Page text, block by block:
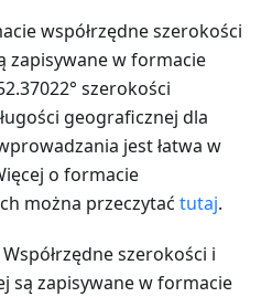
współrzędne szerokości
zapisywane w formacie
szerokości
geograficznej dla
jest łatwa w
o formacie
można przeczytać tutaj.
Współrzędne szerokości i
są zapisywane w formacie